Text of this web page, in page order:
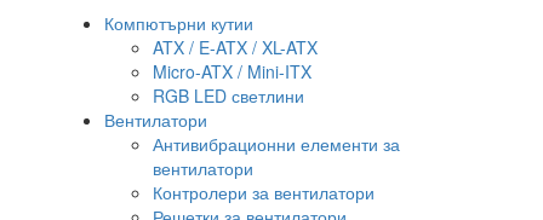
Компютърни кутии
ATX / E-ATX / XL-ATX
Micro-ATX / Mini-ITX
RGB LED светлини
Вентилатори
Антивибрационни елементи за
вентилатори
Контролери за вентилатори